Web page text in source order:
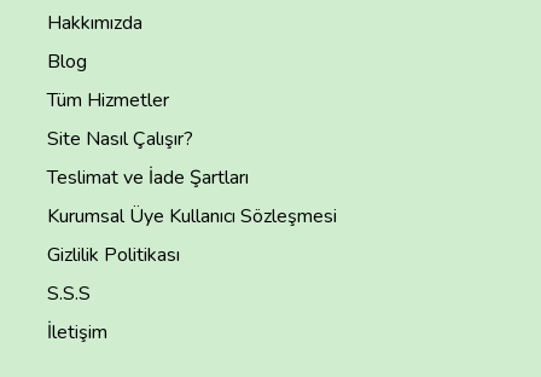
Hakkımızda
Blog
Tüm Hizmetler
Site Nasıl Çalışır?
Teslimat ve İade Şartları
Kurumsal Üye Kullanıcı Sözleşmesi
Gizlilik Politikası
S.S.S
İletişim